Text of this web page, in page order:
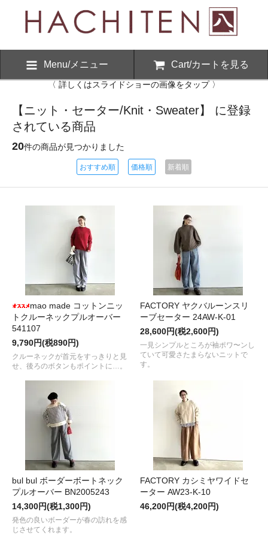
Menu/メニュー Cart/カートを見る
〈 詳しくはスライドショーの画像をタップ 〉
【ニット・セーター/Knit・Sweater】 に登録
されている商品
20件の商品が見つかりました
おすすめ順 価格順 新着順
mao made コットンニッ
トクルーネックプルオーバー
541107
9,790円(税890円)
クルーネックが首元をすっきりと見
せ、後ろのボタンもポイントに…。
FACTORY ヤクバルーンスリ
ーブセーター 24AW-K-01
28,600円(税2,600円)
一見シンプルところが袖ポワ〜ンし
ていて可愛さたまらないニットで
す。
bul bul ボーダーボートネック
プルオーバー BN2005243
14,300円(税1,300円)
発色の良いボーダーが春の訪れを感
じさせてくれます。
FACTORY カシミヤワイドセ
ーター AW23-K-10
46,200円(税4,200円)